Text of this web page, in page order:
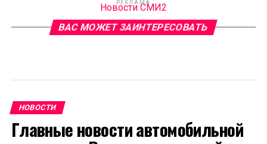
РЕКЛАМА
Новости СМИ2
ВАС МОЖЕТ ЗАИНТЕРЕСОВАТЬ
НОВОСТИ
Главные новости автомобильной